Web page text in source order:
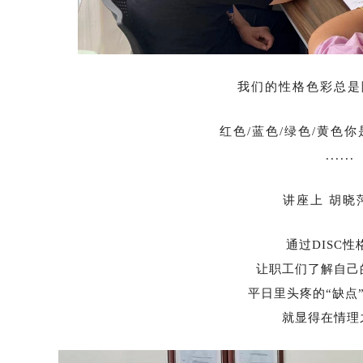
我们的性格色彩总
红色/蓝色/绿色/黄色你
......
讲座上 胡晓
通过DISC性
让职工们了解自
平日里头疼的“缺点
就显得在情理